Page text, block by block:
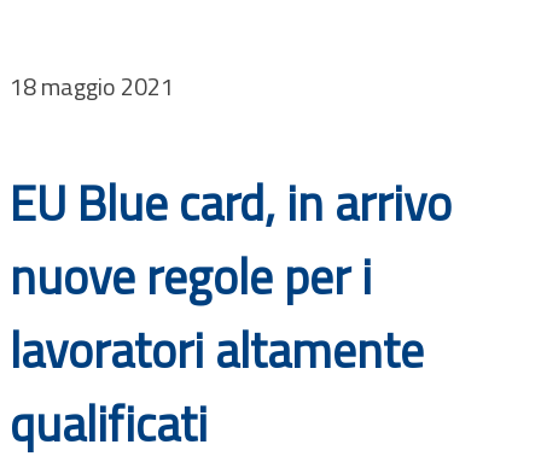
Progetti
Bandi
Guide
18 maggio 2021
EU Blue card, in arrivo
nuove regole per i
lavoratori altamente
qualificati